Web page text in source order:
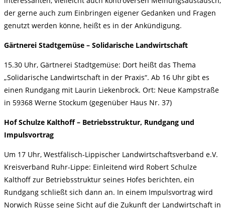
der gerne auch zum Einbringen eigener Gedanken und Fragen
genutzt werden könne, heißt es in der Ankündigung.
Gärtnerei Stadtgemüse – Solidarische Landwirtschaft
15.30 Uhr, Gärtnerei Stadtgemüse: Dort heißt das Thema
„Solidarische Landwirtschaft in der Praxis“. Ab 16 Uhr gibt es
einen Rundgang mit Laurin Liekenbrock. Ort: Neue Kampstraße
in 59368 Werne Stockum (gegenüber Haus Nr. 37)
Hof Schulze Kalthoff – Betriebsstruktur, Rundgang und
Impulsvortrag
Um 17 Uhr, Westfälisch-Lippischer Landwirtschaftsverband e.V.
Kreisverband Ruhr-Lippe: Einleitend wird Robert Schulze
Kalthoff zur Betriebsstruktur seines Hofes berichten, ein
Rundgang schließt sich dann an. In einem Impulsvortrag wird
Norwich Rüsse seine Sicht auf die Zukunft der Landwirtschaft in